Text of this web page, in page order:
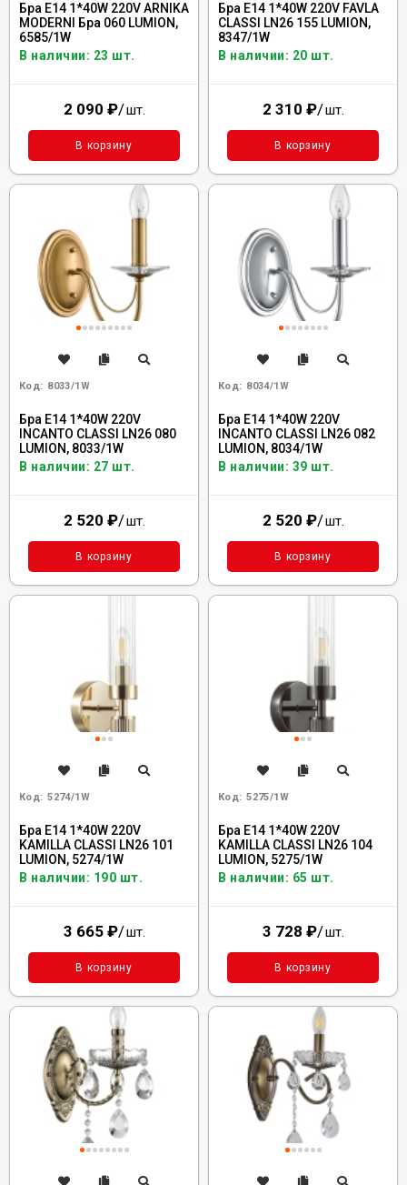
Бра E14 1*40W 220V ARNIKA
MODERNI Бра 060 LUMION,
6585/1W
В наличии: 23 шт.
2 090 ₽/шт.
В корзину
Бра E14 1*40W 220V FAVLA
CLASSI LN26 155 LUMION,
8347/1W
В наличии: 20 шт.
2 310 ₽/шт.
В корзину
Код: 8033/1W
Бра E14 1*40W 220V
INCANTO CLASSI LN26 080
LUMION, 8033/1W
В наличии: 27 шт.
2 520 ₽/шт.
В корзину
Код: 8034/1W
Бра E14 1*40W 220V
INCANTO CLASSI LN26 082
LUMION, 8034/1W
В наличии: 39 шт.
2 520 ₽/шт.
В корзину
Код: 5274/1W
Бра E14 1*40W 220V
KAMILLA CLASSI LN26 101
LUMION, 5274/1W
В наличии: 190 шт.
3 665 ₽/шт.
В корзину
Код: 5275/1W
Бра E14 1*40W 220V
KAMILLA CLASSI LN26 104
LUMION, 5275/1W
В наличии: 65 шт.
3 728 ₽/шт.
В корзину